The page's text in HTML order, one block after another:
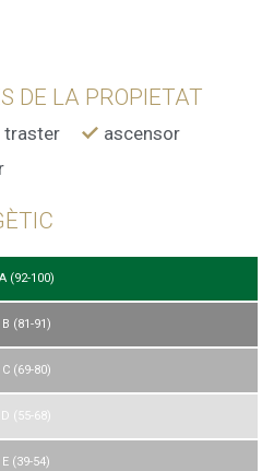
DE LA PROPIETAT
traster
ascensor
A (92-100)
B (81-91)
C (69-80)
D (55-68)
E (39-54)